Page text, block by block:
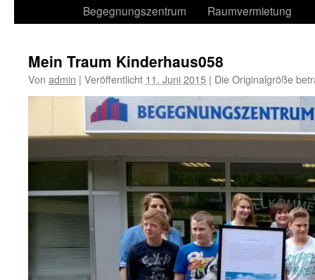
Begegnungszentrum
Raumvermietung
Mein Traum Kinderhaus058
Von admin | Veröffentlicht 11. Juni 2015 | Die Originalgröße